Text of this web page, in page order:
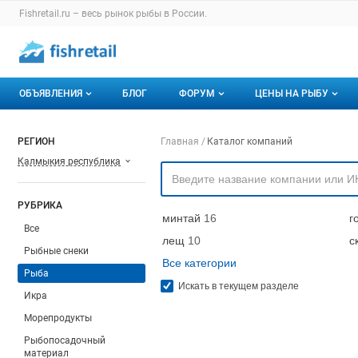
Раздел навигации по сайту fishretail.ru
Fishretail.ru – весь рынок рыбы в России.
Авторизация и меню пользователя
Навигация по разделам сайта fishretail.ru
ОБЪЯВЛЕНИЯ
Горячее предложение
БЛОГ ФОРУМ
Избранные
С моим участием
ЦЕНЫ НА РЫБУ
Актуальные
Динамика цен
РЕГИОН
Калмыкия республика
РУБРИКА
Все
Рыбные снеки
Рыба
Икра
Морепродукты
Рыбопосадочный
материал
Навигация по
Главная Каталог компаний
минтай 16
лещ 10
Все категории
Искать в текущем разделе